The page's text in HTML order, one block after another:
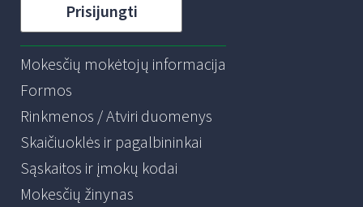
Prisijungti
Mokesčių mokėtojų informacija
Formos
Rinkmenos / Atviri duomenys
Skaičiuoklės ir pagalbininkai
Sąskaitos ir įmokų kodai
Mokesčių žinynas